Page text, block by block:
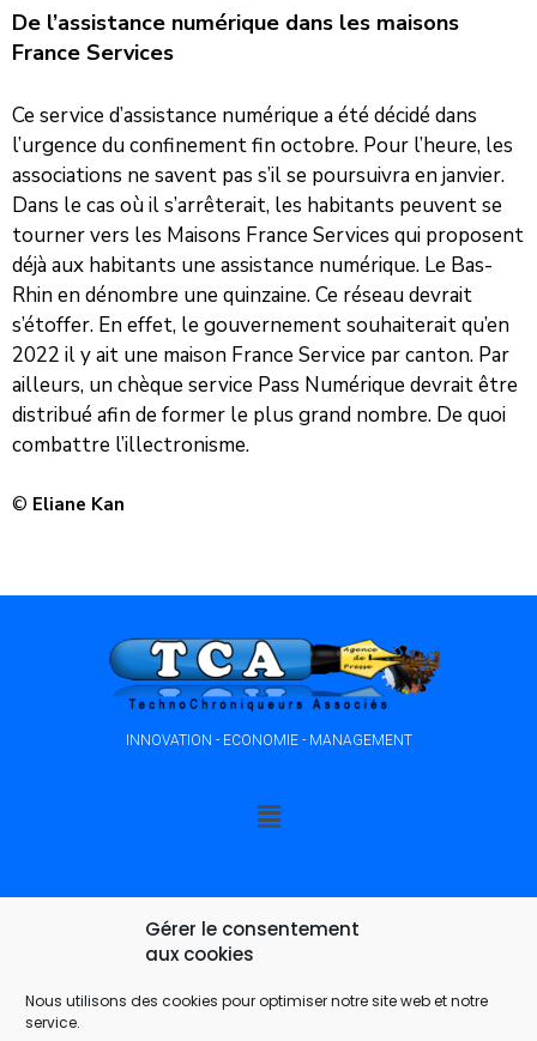
Gérer le consentement
aux cookies
Nous utilisons des cookies pour optimiser notre site web et notre
service.
De l’assistance numérique dans les maisons
France Services
Ce service d’assistance numérique a été décidé dans
l’urgence du confinement fin octobre. Pour l’heure, les
associations ne savent pas s’il se poursuivra en janvier.
Dans le cas où il s’arrêterait, les habitants peuvent se
tourner vers les Maisons France Services qui proposent
déjà aux habitants une assistance numérique. Le Bas-
Rhin en dénombre une quinzaine. Ce réseau devrait
s’étoffer. En effet, le gouvernement souhaiterait qu’en
2022 il y ait une maison France Service par canton. Par
ailleurs, un chèque service Pass Numérique devrait être
distribué afin de former le plus grand nombre. De quoi
combattre l’illectronisme.
© Eliane Kan
INNOVATION - ECONOMIE - MANAGEMENT